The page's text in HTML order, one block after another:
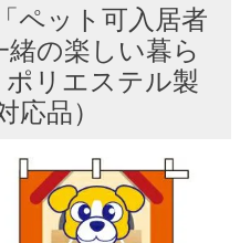
ペット可入居者
の楽しい暮ら
ポリエステル製
応品）